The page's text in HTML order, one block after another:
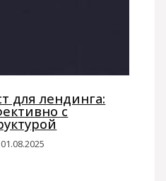
для лендинга:
с
01.08.2025